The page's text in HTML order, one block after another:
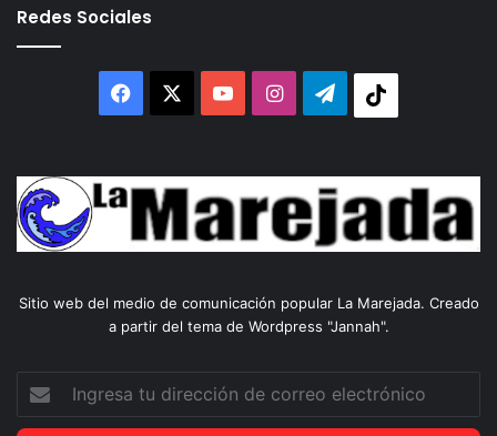
Redes Sociales
Facebook YouTubeInstagram
Telegram
Sitio web del medio de comunicación popular La Marejada. Creado
a partir del tema de Wordpress "Jannah".
dirección